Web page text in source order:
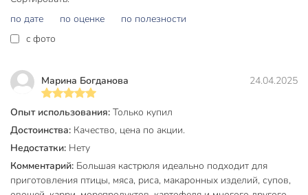
Какой объём у кастрюли и для чего её лучше
использовать?
макарон, пельменей, каш. Идеальна для дома, дачи,
столовой или кейтеринга.
Подходит ли кастрюля для индукционной плиты?
Да, дно специально разработано для индукционных плит,
а также совместимо с газовыми, электрическими и
стеклокерамическими поверхностями.
по дате
по оценке
по полезности
c фото
Марина Богданова 24.04.2025
Опыт использования: Только купил
Достоинства: Качество, цена по акции.
Недостатки: Нету
Комментарий: Большая кастрюля идеально подходит для
приготовления птицы, мяса, риса, макаронных изделий, супов,